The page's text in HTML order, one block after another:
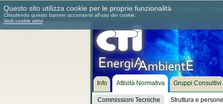
Chi siamo Dove siamo
Info Attività Normativa
Commissioni Tecniche Struttura e persone
Gruppi Consultivi
Questo sito utilizza cookie per le proprie funzionalità
Chiudendo questo banner acconsenti all'uso dei cookie.
Vedi cookie attivi